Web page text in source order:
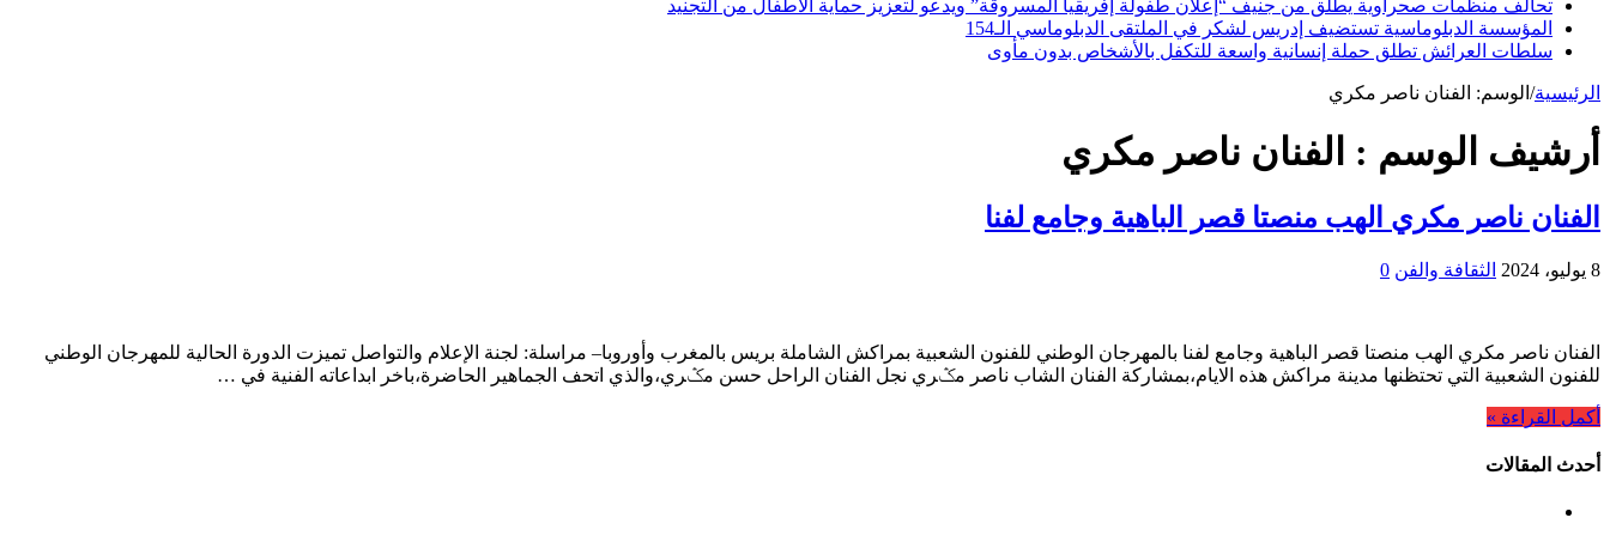
تحالف منظمات صحراوية يطلق من جنيف “إعلان طفولة إفريقيا المسروقة” ويدعو لتعزيز حماية الأطفال من التجنيد
المؤسسة الدبلوماسية تستضيف إدريس لشكر في الملتقى الدبلوماسي الـ154
سلطات العرائش تطلق حملة إنسانية واسعة للتكفل بالأشخاص بدون مأوى
الرئيسية/ الوسم: الفنان ناصر مكري
أرشيف الوسم : الفنان ناصر مكري
الفنان ناصر مكري الهب منصتا قصر الباهية وجامع لفنا
8 يوليو، 2024 الثقافة والفن 0
الفنان ناصر مكري الهب منصتا قصر الباهية وجامع لفنا بالمهرجان الوطني للفنون الشعبية بمراكش الشاملة بريس بالمغرب وأوروبا– مراسلة: لجنة الإعلام والتواصل تميزت الدورة الحالية للمهرجان الوطني
للفنون الشعبية التي تحتظنها مدينة مراكش هذه الايام،بمشاركة الفنان الشاب ناصر مݣري نجل الفنان الراحل حسن مݣري،والذي اتحف الجماهير الحاضرة،باخر ابداعاته الفنية في …
أكمل القراءة »
أحدث المقالات